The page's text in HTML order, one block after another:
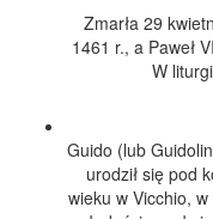
Zmarła 29
1461 r., a Paweł
W
Guido (lub
urodził się pod
wieku w Vicchio,